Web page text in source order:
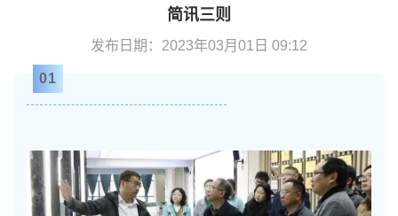
简讯三则
发布日期：2023年03月01日 09:12
01